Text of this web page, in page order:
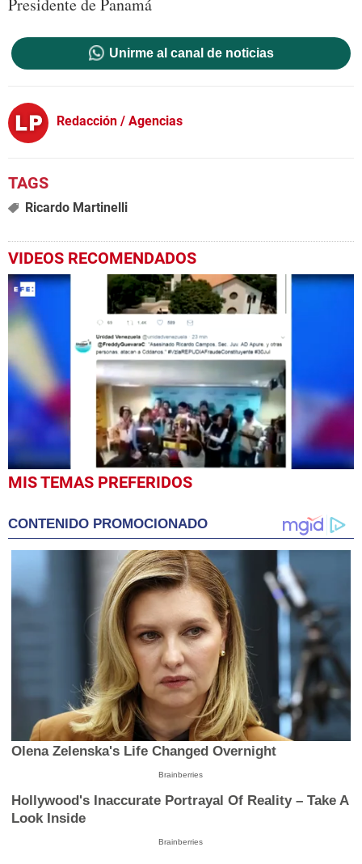
Presidente de Panamá
Unirme al canal de noticias
Redacción / Agencias
Ricardo Martinelli
VIDEOS RECOMENDADOS
0
seconds
minutes,
21
seconds
MIS TEMAS PREFERIDOS
CONTENIDO PROMOCIONADO
Olena Zelenska's Life Changed Overnight
Brainberries
Hollywood's Inaccurate Portrayal Of Reality – Take A
Look Inside
Brainberries